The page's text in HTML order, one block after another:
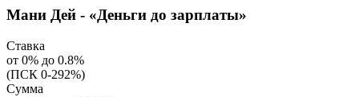
Мани Дей - «Деньги до зарплаты»
Ставка
от 0% до 0.8%
(ПСК 0-292%)
Сумма